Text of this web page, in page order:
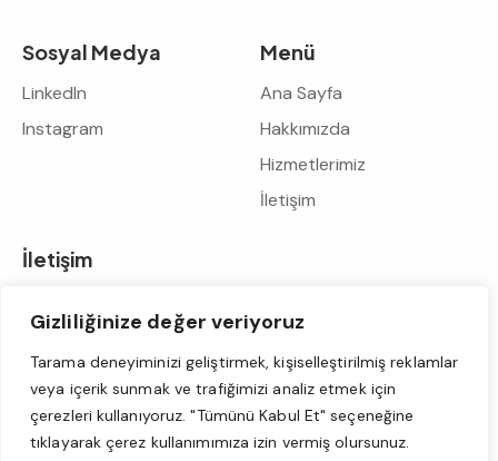
Gizliliğinize değer veriyoruz
Tarama deneyiminizi geliştirmek, kişiselleştirilmiş reklamlar
veya içerik sunmak ve trafiğimizi analiz etmek için
çerezleri kullanıyoruz. "Tümünü Kabul Et" seçeneğine
tıklayarak çerez kullanımımıza izin vermiş olursunuz.
Sosyal Medya
LinkedIn
Instagram
Menü
Ana Sayfa
Hakkımızda
Hizmetlerimiz
İletişim
İletişim
+90 533 329 08 42
+90 212 211 24 25
Mecidiyeköy Mh. Mecidiye Cd. Cansızoğlu Pasajı No: 7/3,
Şişli – İstanbul – Türkiye